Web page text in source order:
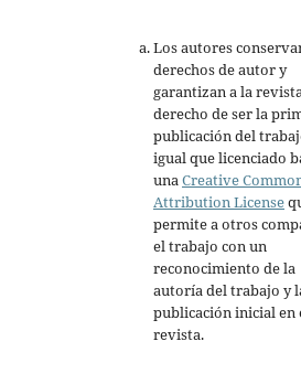
Los autores
derechos de autor y
garantizan a la
derecho de ser la
publicación del
igual que licenciado
unaCreative
Attribution License
permite a otros
el trabajo con un
reconocimiento de la
autoría del trabajo y
publicación inicial en
revista.